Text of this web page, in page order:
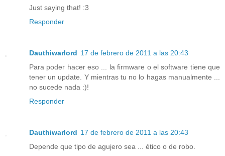
Just saying that! :3
Responder
Dauthiwarlord 17 de febrero de 2011 a las 20:43
Para poder hacer eso ... la firmware o el software tiene que
tener un update. Y mientras tu no lo hagas manualmente ...
no sucede nada :)!
Responder
Dauthiwarlord 17 de febrero de 2011 a las 20:43
Depende que tipo de agujero sea ... ético o de robo.